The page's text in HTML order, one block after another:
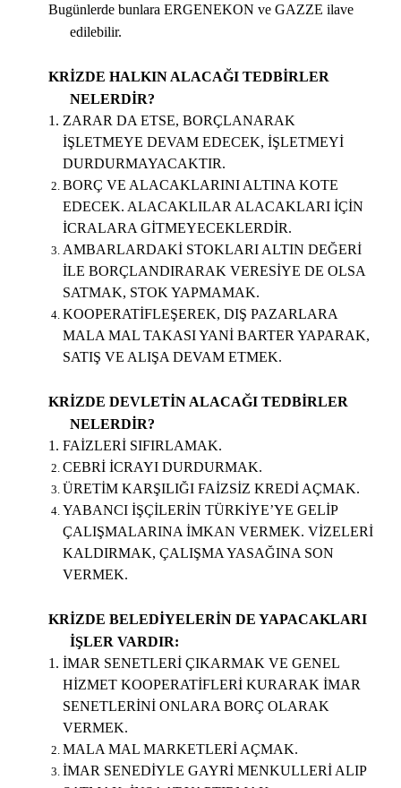
Bugünlerde bunlara ERGENEKON ve GAZZE ilave
edilebilir.
KRİZDE HALKIN ALACAĞI TEDBİRLER
NELERDİR?
ZARAR DA ETSE, BORÇLANARAK
İŞLETMEYE DEVAM EDECEK, İŞLETMEYİ
DURDURMAYACAKTIR.
BORÇ VE ALACAKLARINI ALTINA KOTE
EDECEK. ALACAKLILAR ALACAKLARI İÇİN
İCRALARA GİTMEYECEKLERDİR.
AMBARLARDAKİ STOKLARI ALTIN DEĞERİ
İLE BORÇLANDIRARAK VERESİYE DE OLSA
SATMAK, STOK YAPMAMAK.
KOOPERATİFLEŞEREK, DIŞ PAZARLARA
MALA MAL TAKASI YANİ BARTER YAPARAK,
SATIŞ VE ALIŞA DEVAM ETMEK.
KRİZDE DEVLETİN ALACAĞI TEDBİRLER
NELERDİR?
FAİZLERİ SIFIRLAMAK.
CEBRİ İCRAYI DURDURMAK.
ÜRETİM KARŞILIĞI FAİZSİZ KREDİ AÇMAK.
YABANCI İŞÇİLERİN TÜRKİYE’YE GELİP
ÇALIŞMALARINA İMKAN VERMEK. VİZELERİ
KALDIRMAK, ÇALIŞMA YASAĞINA SON
VERMEK.
KRİZDE BELEDİYELERİN DE YAPACAKLARI
İŞLER VARDIR:
İMAR SENETLERİ ÇIKARMAK VE GENEL
HİZMET KOOPERATİFLERİ KURARAK İMAR
SENETLERİNİ ONLARA BORÇ OLARAK
VERMEK.
MALA MAL MARKETLERİ AÇMAK.
İMAR SENEDİYLE GAYRİ MENKULLERİ ALIP